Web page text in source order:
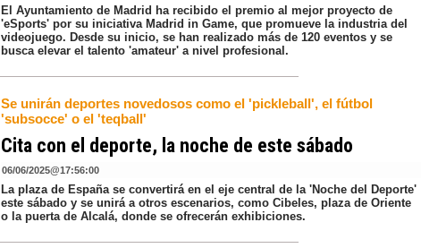
El Ayuntamiento de Madrid ha recibido el premio al mejor proyecto de
'eSports' por su iniciativa Madrid in Game, que promueve la industria del
videojuego. Desde su inicio, se han realizado más de 120 eventos y se
busca elevar el talento 'amateur' a nivel profesional.
Se unirán deportes novedosos como el 'pickleball', el fútbol
'subsocce' o el 'teqball'
Cita con el deporte, la noche de este sábado
06/06/2025@17:56:00
La plaza de España se convertirá en el eje central de la 'Noche del Deporte'
este sábado y se unirá a otros escenarios, como Cibeles, plaza de Oriente
o la puerta de Alcalá, donde se ofrecerán exhibiciones.